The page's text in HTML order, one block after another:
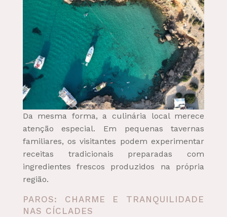
Da mesma forma, a culinária local merece
atenção especial. Em pequenas tavernas
familiares, os visitantes podem experimentar
receitas tradicionais preparadas com
ingredientes frescos produzidos na própria
região.
PAROS: CHARME E TRANQUILIDADE
NAS CÍCLADES